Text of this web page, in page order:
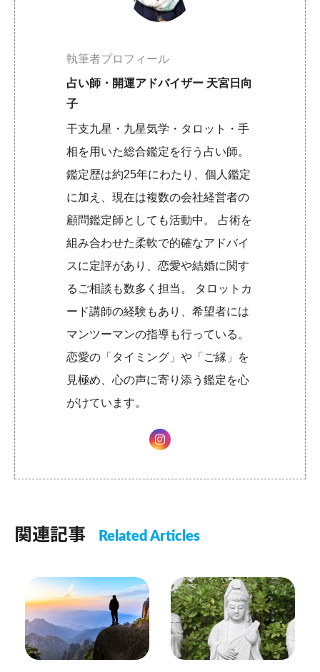
執筆者プロフィール
占い師・開運アドバイザー 天宮日向
子
干支九星・九星気学・タロット・手
相を用いた総合鑑定を行う占い師。
鑑定歴は約25年にわたり、個人鑑定
に加え、現在は複数の会社経営者の
顧問鑑定師としても活動中。 占術を
組み合わせた柔軟で的確なアドバイ
スに定評があり、恋愛や結婚に関す
るご相談も数多く担当。 タロットカ
ード講師の経験もあり、希望者には
マンツーマンの指導も行っている。
恋愛の「タイミング」や「ご縁」を
見極め、心の声に寄り添う鑑定を心
がけています。
関連記事 Related Articles